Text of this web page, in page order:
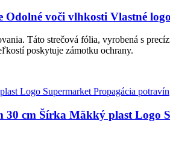
voči vlhkosti Vlastné
Táto strečová fólia, vyrobená s
poskytuje zámotku ochrany.
cm Šírka Mäkký plast Logo